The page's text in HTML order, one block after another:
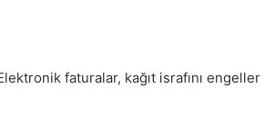
faturalar, kağıt israfını engeller